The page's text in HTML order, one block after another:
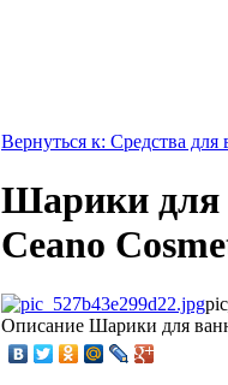
Вернуться к: Средства
Шарики для
Ceano
Описание Шарики для